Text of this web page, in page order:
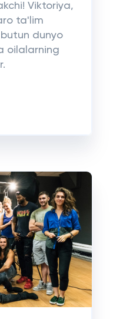
Viktoriya,
ta'lim
dunyo
oilalarning